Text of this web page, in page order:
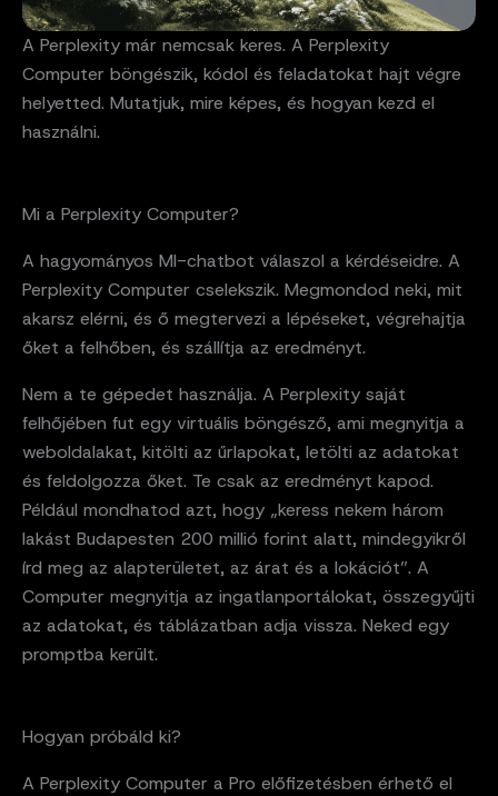
A Perplexity már nemcsak keres. A Perplexity
Computer böngészik, kódol és feladatokat hajt végre
helyetted. Mutatjuk, mire képes, és hogyan kezd el
használni.
Mi a Perplexity Computer?
A hagyományos MI-chatbot válaszol a kérdéseidre. A
Perplexity Computer cselekszik. Megmondod neki, mit
akarsz elérni, és ő megtervezi a lépéseket, végrehajtja
őket a felhőben, és szállítja az eredményt.
Nem a te gépedet használja. A Perplexity saját
felhőjében fut egy virtuális böngésző, ami megnyitja a
weboldalakat, kitölti az űrlapokat, letölti az adatokat
és feldolgozza őket. Te csak az eredményt kapod.
Például mondhatod azt, hogy „keress nekem három
lakást Budapesten 200 millió forint alatt, mindegyikről
írd meg az alapterületet, az árat és a lokációt”. A
Computer megnyitja az ingatlanportálokat, összegyűjti
az adatokat, és táblázatban adja vissza. Neked egy
promptba került.
Hogyan próbáld ki?
A Perplexity Computer a Pro előfizetésben érhető el